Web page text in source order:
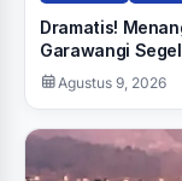
Dramatis!
Garawangi
Agustus 9, 2026